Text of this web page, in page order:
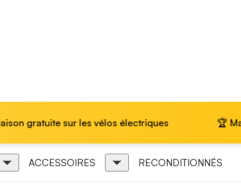
sur les vélos électriques 🏆 Marque
ACCESSOIRES RECONDITIONNÉS